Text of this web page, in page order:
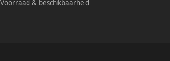
Voorraad & beschikbaarheid